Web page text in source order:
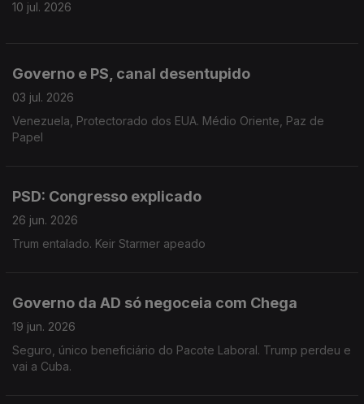
10 jul. 2026
Governo e PS, canal desentupido
03 jul. 2026
Venezuela, Protectorado dos EUA. Médio Oriente, Paz de
Papel
PSD: Congresso explicado
26 jun. 2026
Trum entalado. Keir Starmer apeado
Governo da AD só negoceia com Chega
19 jun. 2026
Seguro, único beneficiário do Pacote Laboral. Trump perdeu e
vai a Cuba.